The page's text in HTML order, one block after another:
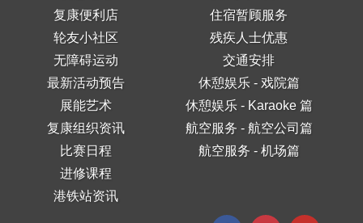
复康便利店
轮友小社区
无障碍运动
最新活动预告
展能艺术
复康组织资讯
比赛日程
进修课程
港铁站资讯
住宿暂顾服务
残疾人士优惠
交通安排
休憩娱乐 - 戏院篇
休憩娱乐 - Karaoke 篇
航空服务 - 航空公司篇
航空服务 - 机场篇